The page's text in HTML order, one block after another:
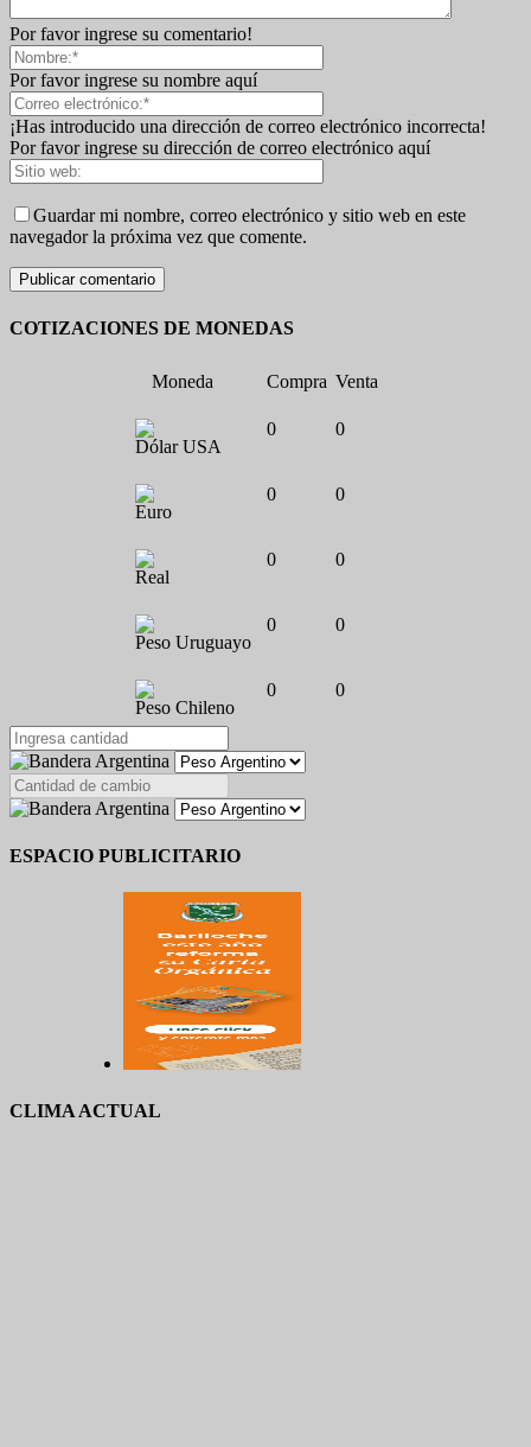
Por favor ingrese su comentario!
Por favor ingrese su nombre aquí
¡Has introducido una dirección de correo electrónico incorrecta!
Por favor ingrese su dirección de correo electrónico aquí
Guardar mi nombre, correo electrónico y sitio web en este
navegador la próxima vez que comente.
COTIZACIONES DE MONEDAS
Moneda Compra Venta
Dólar USA
0 0
Euro
0 0
Real
0 0
Peso Uruguayo
0 0
Peso Chileno
0 0
ESPACIO PUBLICITARIO
CLIMA ACTUAL